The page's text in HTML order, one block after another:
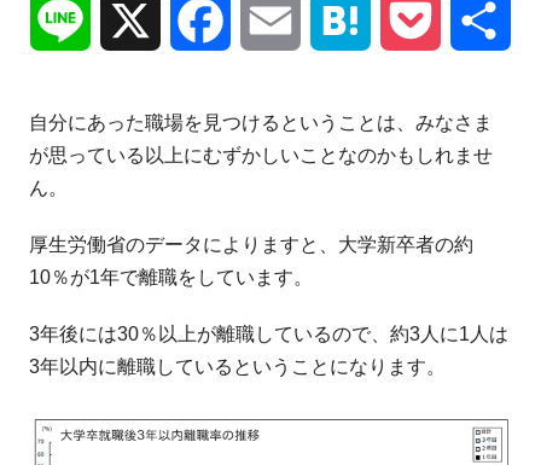
Line Facebook Email Hatena Pocket
自分にあった職場を見つけるということは、みなさま
が思っている以上にむずかしいことなのかもしれませ
ん。
厚生労働省のデータによりますと、大学新卒者の約
10％が1年で離職をしています。
3年後には30％以上が離職しているので、約3人に1人は
3年以内に離職しているということになります。